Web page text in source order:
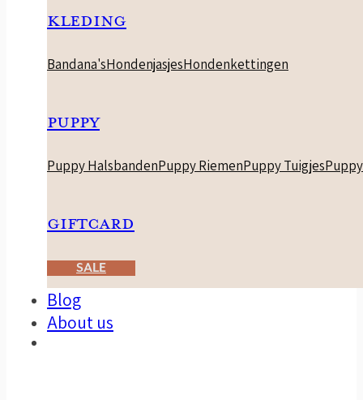
KLEDING
Bandana'sHondenjasjesHondenkettingen
PUPPY
Puppy HalsbandenPuppy RiemenPuppy Tuigjes
GIFTCARD
SALE
Blog
About us